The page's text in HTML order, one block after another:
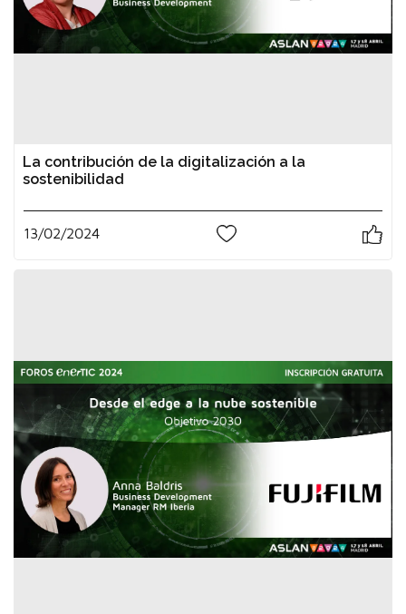
La contribución de la digitalización a la
sostenibilidad
13/02/2024